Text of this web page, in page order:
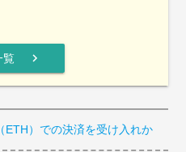
覧 chevron_right
ETH）での決済を受け入れか